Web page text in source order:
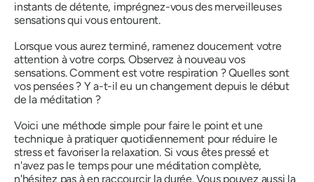
instants de détente, imprégnez-vous des merveilleuses
sensations qui vous entourent.
Lorsque vous aurez terminé, ramenez doucement votre
attention à votre corps. Observez à nouveau vos
sensations. Comment est votre respiration ? Quelles sont
vos pensées ? Y a-t-il eu un changement depuis le début
de la méditation ?
Voici une méthode simple pour faire le point et une
technique à pratiquer quotidiennement pour réduire le
stress et favoriser la relaxation. Si vous êtes pressé et
n'avez pas le temps pour une méditation complète,
n'hésitez pas à en raccourcir la durée. Vous pouvez aussi la